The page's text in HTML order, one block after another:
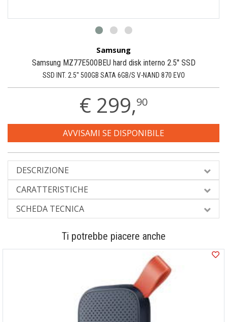
Samsung
Samsung MZ77E500BEU hard disk interno 2.5'' SSD
SSD INT. 2.5'' 500GB SATA 6GB/S V-NAND 870 EVO
€ 299,90
AVVISAMI SE DISPONIBILE
DESCRIZIONE
CARATTERISTICHE
SCHEDA TECNICA
Ti potrebbe piacere anche